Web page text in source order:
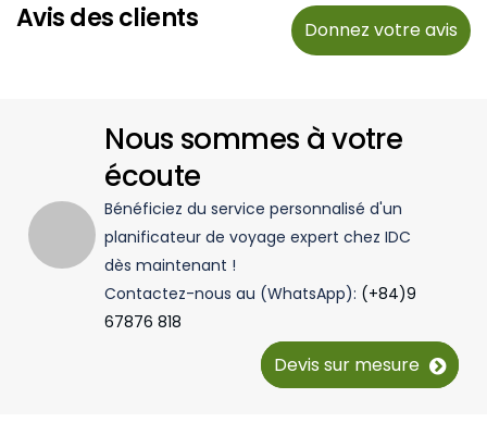
Avis des clients Donnez votre avis
Nous sommes à votre
écoute
Bénéficiez du service personnalisé d'un
planificateur de voyage expert chez IDC
dès maintenant !
Contactez-nous au (WhatsApp): (+84)9
67876 818
Devis sur mesure